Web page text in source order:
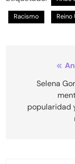
Racismo Reino
entradas
Selena
popularidad